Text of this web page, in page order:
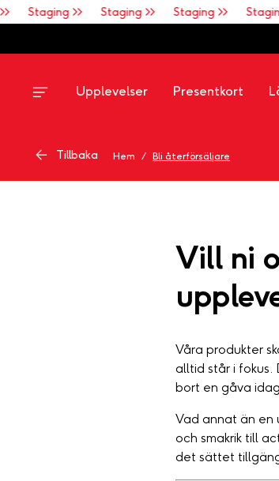
Staging >> Staging >> Staging >>
Upplevelser Presentkort
Tillbaka Hem / Bli återförsäljare
Vill ni
Våra produkter
alltid står i fokus.
bort en gåva
Vad annat än en
och smakrik till
det sättet